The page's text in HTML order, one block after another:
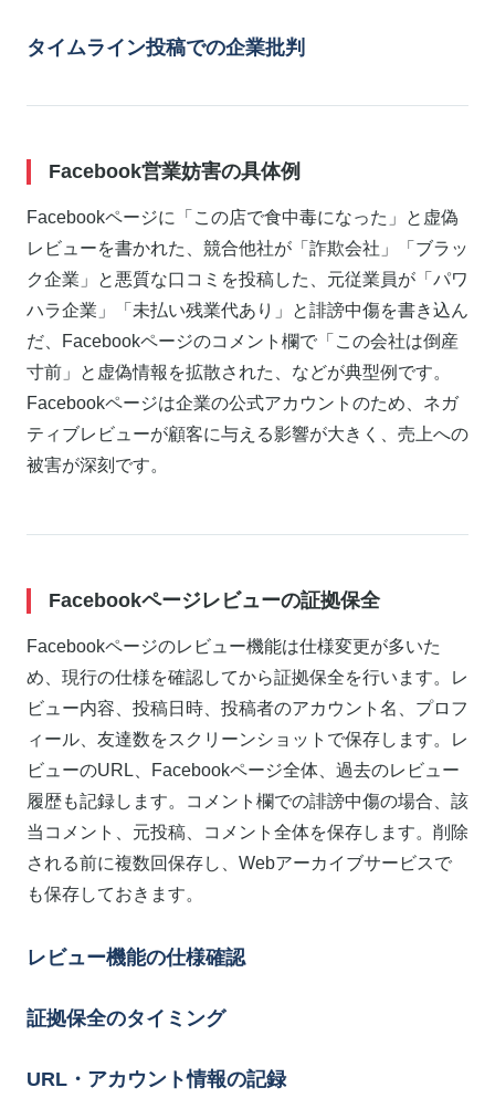
タイムライン投稿での企業批判
Facebook営業妨害の具体例
Facebookページに「この店で食中毒になった」と虚偽
レビューを書かれた、競合他社が「詐欺会社」「ブラッ
ク企業」と悪質な口コミを投稿した、元従業員が「パワ
ハラ企業」「未払い残業代あり」と誹謗中傷を書き込ん
だ、Facebookページのコメント欄で「この会社は倒産
寸前」と虚偽情報を拡散された、などが典型例です。
Facebookページは企業の公式アカウントのため、ネガ
ティブレビューが顧客に与える影響が大きく、売上への
被害が深刻です。
Facebookページレビューの証拠保全
Facebookページのレビュー機能は仕様変更が多いた
め、現行の仕様を確認してから証拠保全を行います。レ
ビュー内容、投稿日時、投稿者のアカウント名、プロフ
ィール、友達数をスクリーンショットで保存します。レ
ビューのURL、Facebookページ全体、過去のレビュー
履歴も記録します。コメント欄での誹謗中傷の場合、該
当コメント、元投稿、コメント全体を保存します。削除
される前に複数回保存し、Webアーカイブサービスで
も保存しておきます。
レビュー機能の仕様確認
証拠保全のタイミング
URL・アカウント情報の記録